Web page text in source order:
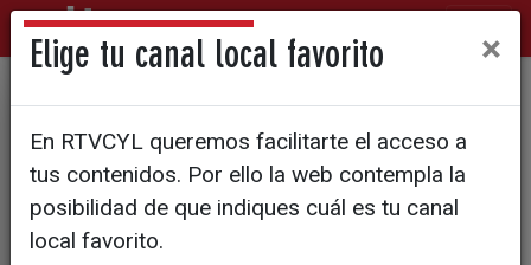
Los cinco bomberos
catalanes confundidos con
Elige tu canal local favorito ×
En RTVCYL queremos facilitarte el acceso a
tus contenidos. Por ello la web contempla la
posibilidad de que indiques cuál es tu canal
local favorito.